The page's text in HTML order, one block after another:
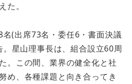
た。
(出席73名・委任6・書面決議
星山理事長は、組合設立60周
。この間、業界の健全化と社
め、各種課題と向き合ってき